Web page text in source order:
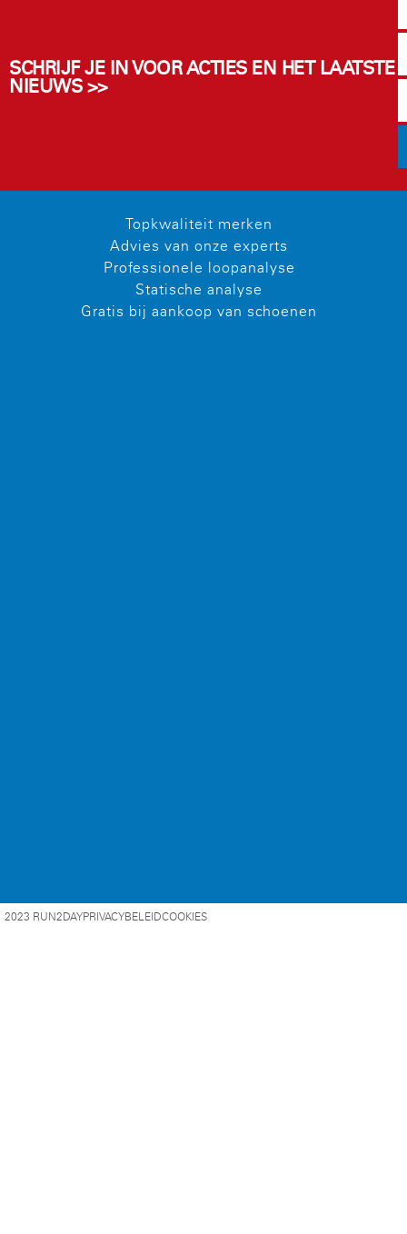
SCHRIJF JE IN VOOR ACTIES EN HET LAATSTE
NIEUWS >>
Topkwaliteit merken
Advies van onze experts
Professionele loopanalyse
Statische analyse
Gratis bij aankoop van schoenen
2023 RUN2DAYPRIVACYBELEIDCOOKIES